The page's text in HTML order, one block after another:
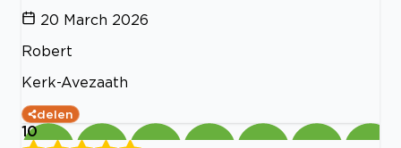
20 March 2026
Robert
Kerk-Avezaath
delen
10